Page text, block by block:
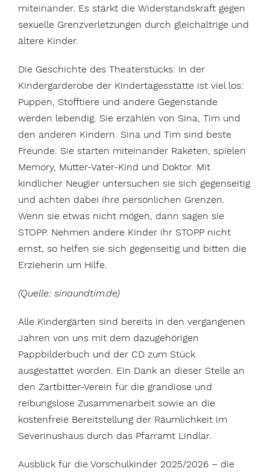
miteinander. Es stärkt die Widerstandskraft gegen
sexuelle Grenzverletzungen durch gleichaltrige und
ältere Kinder.
Die Geschichte des Theaterstücks: In der
Kindergarderobe der Kindertagesstätte ist viel los:
Puppen, Stofftiere und andere Gegenstände
werden lebendig. Sie erzählen von Sina, Tim und
den anderen Kindern. Sina und Tim sind beste
Freunde. Sie starten miteinander Raketen, spielen
Memory, Mutter-Vater-Kind und Doktor. Mit
kindlicher Neugier untersuchen sie sich gegenseitig
und achten dabei ihre persönlichen Grenzen.
Wenn sie etwas nicht mögen, dann sagen sie
STOPP. Nehmen andere Kinder ihr STOPP nicht
ernst, so helfen sie sich gegenseitig und bitten die
Erzieherin um Hilfe.
(Quelle: sinaundtim.de)
Alle Kindergärten sind bereits in den vergangenen
Jahren von uns mit dem dazugehörigen
Pappbilderbuch und der CD zum Stück
ausgestattet worden. Ein Dank an dieser Stelle an
den Zartbitter-Verein für die grandiose und
reibungslose Zusammenarbeit sowie an die
kostenfreie Bereitstellung der Räumlichkeit im
Severinushaus durch das Pfarramt Lindlar.
Ausblick für die Vorschulkinder 2025/2026 – die